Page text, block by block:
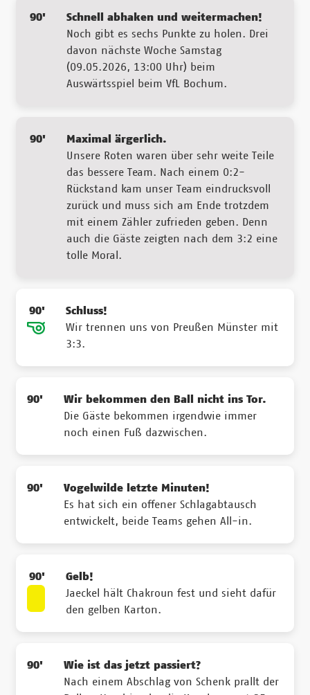
90'
Schnell abhaken und weitermachen!
Noch gibt es sechs Punkte zu holen. Drei
davon nächste Woche Samstag
(09.05.2026, 13:00 Uhr) beim
Auswärtsspiel beim VfL Bochum.
90'
Maximal ärgerlich.
Unsere Roten waren über sehr weite Teile
das bessere Team. Nach einem 0:2-
Rückstand kam unser Team eindrucksvoll
zurück und muss sich am Ende trotzdem
mit einem Zähler zufrieden geben. Denn
auch die Gäste zeigten nach dem 3:2 eine
tolle Moral.
90'
Schluss!
Wir trennen uns von Preußen Münster mit
3:3.
90'
Wir bekommen den Ball nicht ins Tor.
Die Gäste bekommen irgendwie immer
noch einen Fuß dazwischen.
90'
Vogelwilde letzte Minuten!
Es hat sich ein offener Schlagabtausch
entwickelt, beide Teams gehen All-in.
90'
Gelb!
Jaeckel hält Chakroun fest und sieht dafür
den gelben Karton.
90'
Wie ist das jetzt passiert?
Nach einem Abschlag von Schenk prallt der